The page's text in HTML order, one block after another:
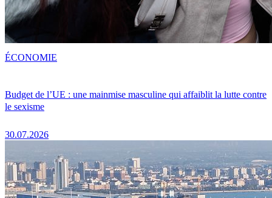
Budget de l’UE : une mainmise masculine qui affaiblit la lutte contre
le sexisme
30.07.2026
ÉCONOMIE